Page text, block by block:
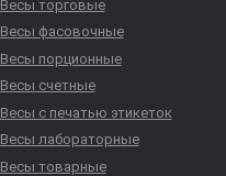
Весы торговые
Весы фасовочные
Весы порционные
Весы счетные
Весы с печатью этикеток
Весы лабораторные
Весы товарные